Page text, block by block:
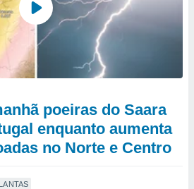
poeiras do Saara
enquanto aumenta
no Norte e Centro